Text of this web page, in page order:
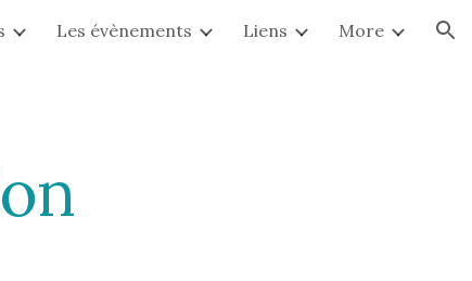
Les évènements Liens More